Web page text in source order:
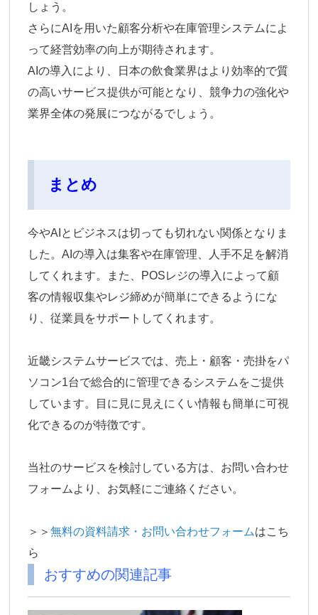
しょう。
さらにAIを用いた顧客分析や在庫管理システムによ
って経営効率の向上が期待されます。
AIの導入により、
日本の飲食業界はより効率的で質
の高いサービス提供が可能となり、競争力の強化や
業界全体の発展につながるでしょう。
まとめ
今やAIとビジネスは切っても切れない関係となりま
した。AIの導入は集客や在庫管理、人手不足を解消
してくれます。また、POSレジの導入によって顧
客の情報収集やレジ締めが簡単にできるようにな
り、従業員をサポートしてくれます。
近畿システムサービスでは、売上・顧客・売掛をパ
ソコン1台で総合的に管理できるシステムをご提供
しています。目に見に見えにくい情報も簡単に可視
化できるのが特徴です。
当社のサービスを検討している方は、お問い合わせ
フォームより、お気軽にご連絡ください。
＞＞無料の資料請求・お問い合わせフォームはこち
ら
おすすめの関連記事